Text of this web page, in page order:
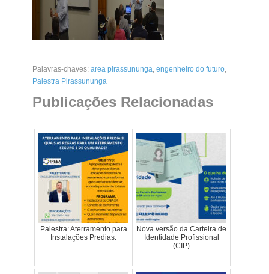
Palavras-chaves: area pirassununga, engenheiro do futuro,
Palestra Pirassununga
Publicações Relacionadas
Palestra: Aterramento para
Instalações Predias.
Nova versão da Carteira de
Identidade Profissional
(CIP)